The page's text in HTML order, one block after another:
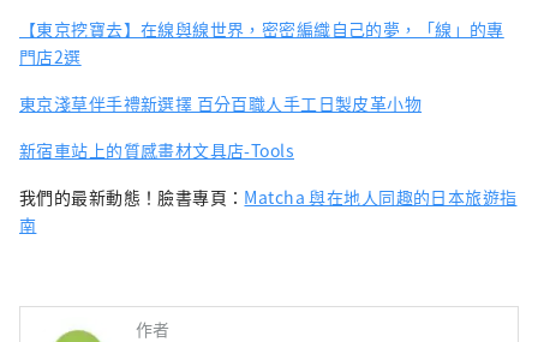
【東京挖寶去】在線與線世界，密密編織自己的夢，「線」的專
門店2選
東京淺草伴手禮新選擇 百分百職人手工日製皮革小物
新宿車站上的質感畫材文具店-Tools
我們的最新動態！臉書專頁： Matcha 與在地人同趣的日本旅遊指
南
作者